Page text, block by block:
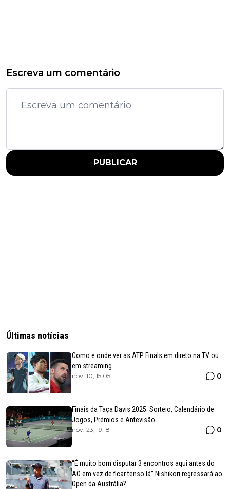
Escreva um comentário
PUBLICAR
Últimas notícias
Como e onde ver as ATP Finals em direto na TV ou
em streaming
nov. 10, 15:05 0
Finais da Taça Davis 2025: Sorteio, Calendário de
Jogos, Prémios e Antevisão
nov. 23, 19:18 0
“É muito bom disputar 3 encontros aqui antes do
AO em vez de ficar tenso lá” Nishikori regressará ao
Open da Austrália?